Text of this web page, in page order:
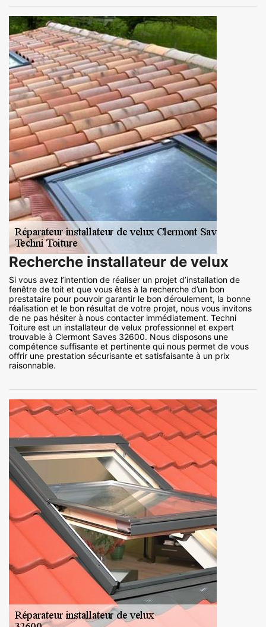
Recherche installateur de velux
Si vous avez l’intention de réaliser un projet d’installation de
fenêtre de toit et que vous êtes à la recherche d’un bon
prestataire pour pouvoir garantir le bon déroulement, la bonne
réalisation et le bon résultat de votre projet, nous vous invitons
de ne pas hésiter à nous contacter immédiatement. Techni
Toiture est un installateur de velux professionnel et expert
trouvable à Clermont Saves 32600. Nous disposons une
compétence suffisante et pertinente qui nous permet de vous
offrir une prestation sécurisante et satisfaisante à un prix
raisonnable.